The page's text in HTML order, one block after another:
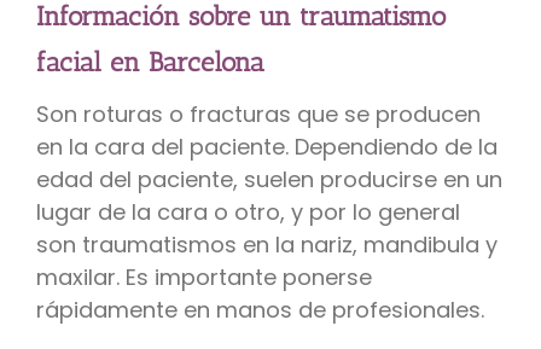
Información sobre un traumatismo
facial en Barcelona
Son roturas o fracturas que se producen
en la cara del paciente. Dependiendo de la
edad del paciente, suelen producirse en un
lugar de la cara o otro, y por lo general
son traumatismos en la nariz, mandibula y
maxilar. Es importante ponerse
rápidamente en manos de profesionales.